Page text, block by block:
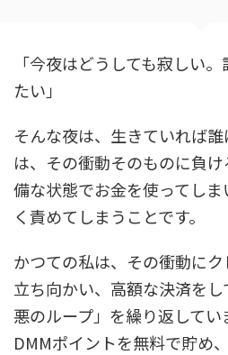
「今夜はどうしても寂しい
たい」
そんな夜は、生きていれば
は、その衝動そのものに負
備な状態でお金を使ってし
く責めてしまうことです。
かつての私は、その衝動に
立ち向かい、高額な決済を
悪のループ」を繰り返してい
DMMポイントを無料で貯め